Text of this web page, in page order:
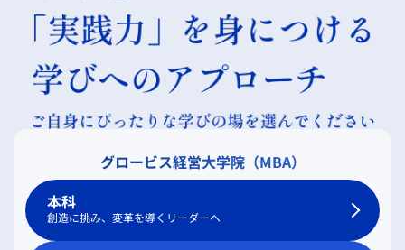
グロービス経営大学院（MBA）
本科
創造に挑み、変革を導くリーダーへ